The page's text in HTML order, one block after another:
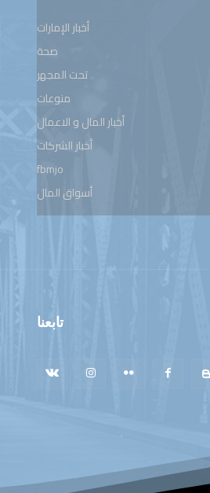
أخبار الإمارات
صحة
تحت المجهر
منوعات
أخبار المال و الاعمال
أخبار الشركات
fbmjo
أسواق المال
تابعنا